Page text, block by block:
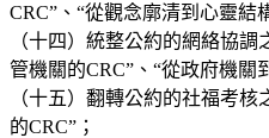
CRC”、“從觀念廓清到心靈結
（十四）統整公約的網絡協
管機關的CRC”、“從政府機關
（十五）翻轉公約的社福考
的CRC”；